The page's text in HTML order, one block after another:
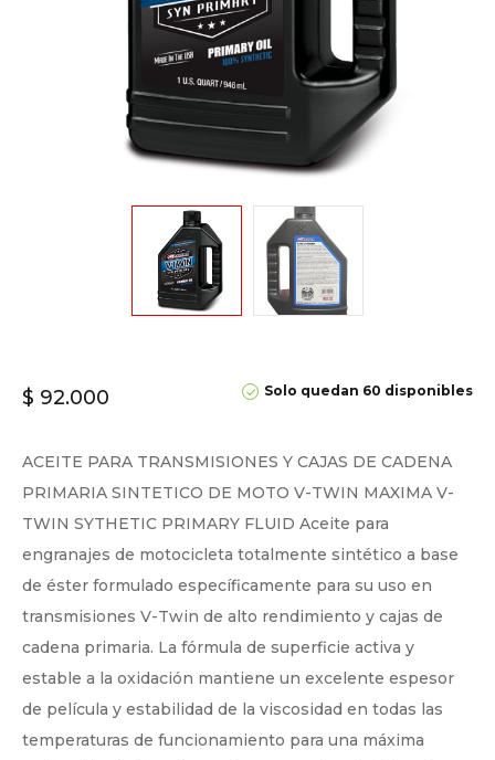
Solo quedan 60 disponibles
$ 92.000
ACEITE PARA TRANSMISIONES Y CAJAS DE CADENA
PRIMARIA SINTETICO DE MOTO V-TWIN MAXIMA V-
TWIN SYTHETIC PRIMARY FLUID Aceite para
engranajes de motocicleta totalmente sintético a base
de éster formulado específicamente para su uso en
transmisiones V-Twin de alto rendimiento y cajas de
cadena primaria. La fórmula de superficie activa y
estable a la oxidación mantiene un excelente espesor
de película y estabilidad de la viscosidad en todas las
temperaturas de funcionamiento para una máxima